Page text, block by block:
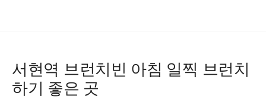
서현역 브런치빈 아침 일찍 브런치
하기 좋은 곳